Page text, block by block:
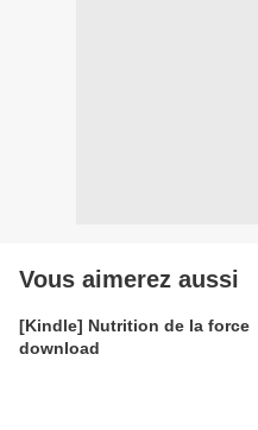
Vous aimerez aussi
[Kindle] Nutrition de la force
download